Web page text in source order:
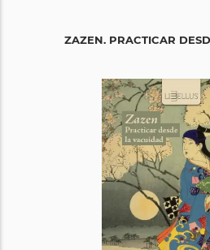
ZAZEN. PRACTICAR